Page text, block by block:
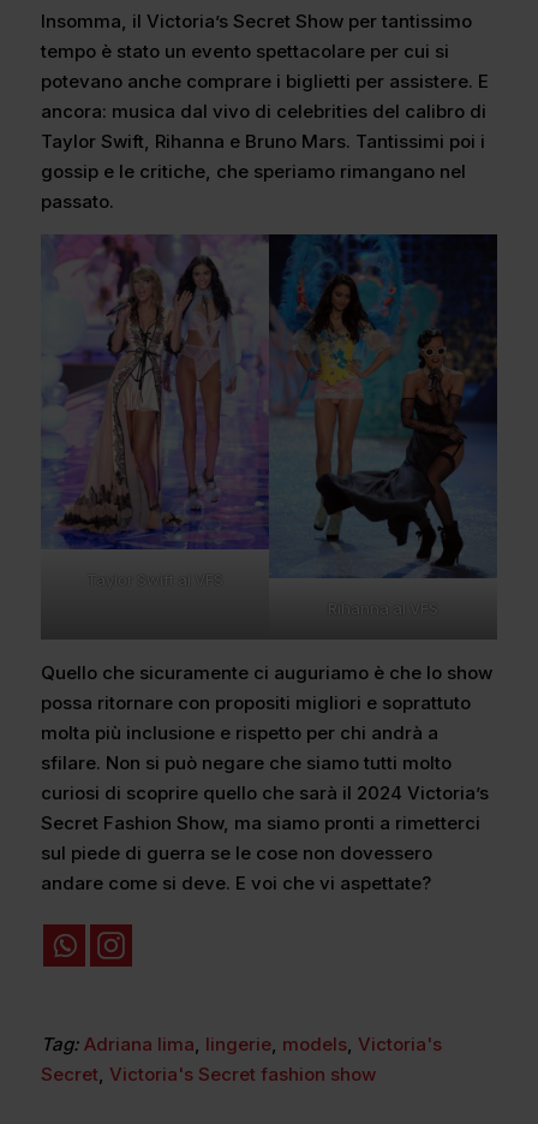
Insomma, il Victoria’s Secret Show per tantissimo
tempo è stato un evento spettacolare per cui si
potevano anche comprare i biglietti per assistere. E
ancora: musica dal vivo di celebrities del calibro di
Taylor Swift, Rihanna e Bruno Mars. Tantissimi poi i
gossip e le critiche, che speriamo rimangano nel
passato.
Taylor Swift al VFS
Rihanna al VFS
Quello che sicuramente ci auguriamo è che lo show
possa ritornare con propositi migliori e soprattuto
molta più inclusione e rispetto per chi andrà a
sfilare. Non si può negare che siamo tutti molto
curiosi di scoprire quello che sarà il 2024 Victoria’s
Secret Fashion Show, ma siamo pronti a rimetterci
sul piede di guerra se le cose non dovessero
andare come si deve. E voi che vi aspettate?
Tag: Adriana lima lingerie, models, Victoria's
Secret Victoria's Secret fashion show